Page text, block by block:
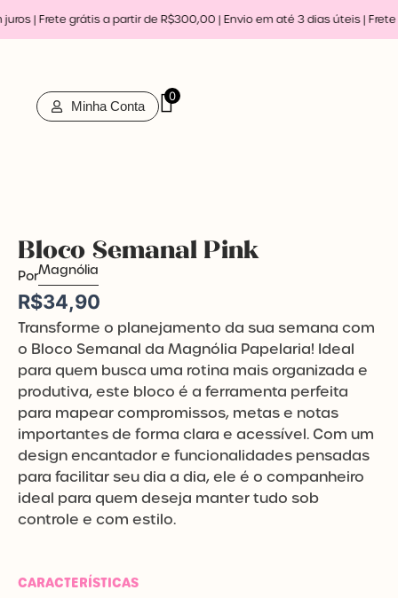
para
| Frete grátis a partir de R$300,00 | Envio em até 3 dias úteis | Frete
Minha Conta
0
Bloco Semanal Pink
PorMagnólia
R$34,90
Transforme o planejamento da sua semana com
o Bloco Semanal da Magnólia Papelaria! Ideal
para quem busca uma rotina mais organizada e
produtiva, este bloco é a ferramenta perfeita
para mapear compromissos, metas e notas
importantes de forma clara e acessível. Com um
design encantador e funcionalidades pensadas
para facilitar seu dia a dia, ele é o companheiro
ideal para quem deseja manter tudo sob
controle e com estilo.
CARACTERÍSTICAS